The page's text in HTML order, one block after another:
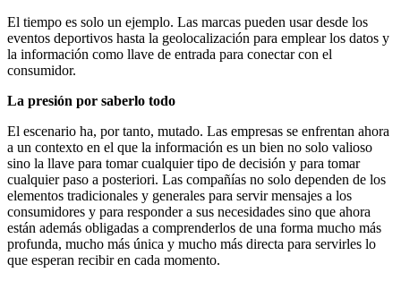
El tiempo es solo un ejemplo. Las marcas pueden usar desde los
eventos deportivos hasta la geolocalización para emplear los datos y
la información como llave de entrada para conectar con el
consumidor.
La presión por saberlo todo
El escenario ha, por tanto, mutado. Las empresas se enfrentan ahora
a un contexto en el que la información es un bien no solo valioso
sino la llave para tomar cualquier tipo de decisión y para tomar
cualquier paso a posteriori. Las compañías no solo dependen de los
elementos tradicionales y generales para servir mensajes a los
consumidores y para responder a sus necesidades sino que ahora
están además obligadas a comprenderlos de una forma mucho más
profunda, mucho más única y mucho más directa para servirles lo
que esperan recibir en cada momento.